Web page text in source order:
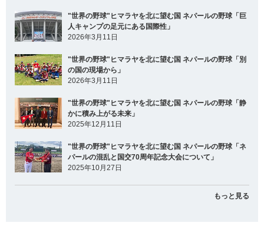
"世界の野球"ヒマラヤを北に望む国 ネパールの野球「巨
人キャンプの足元にある国際性」
2026年3月11日
"世界の野球"ヒマラヤを北に望む国 ネパールの野球「別
の国の現場から」
2026年3月11日
"世界の野球"ヒマラヤを北に望む国 ネパールの野球「静
かに積み上がる未来」
2025年12月11日
"世界の野球"ヒマラヤを北に望む国 ネパールの野球「ネ
パールの混乱と国交70周年記念大会について」
2025年10月27日
もっと見る